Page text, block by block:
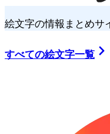
絵文字の情報まとめサ
すべての絵文字一覧